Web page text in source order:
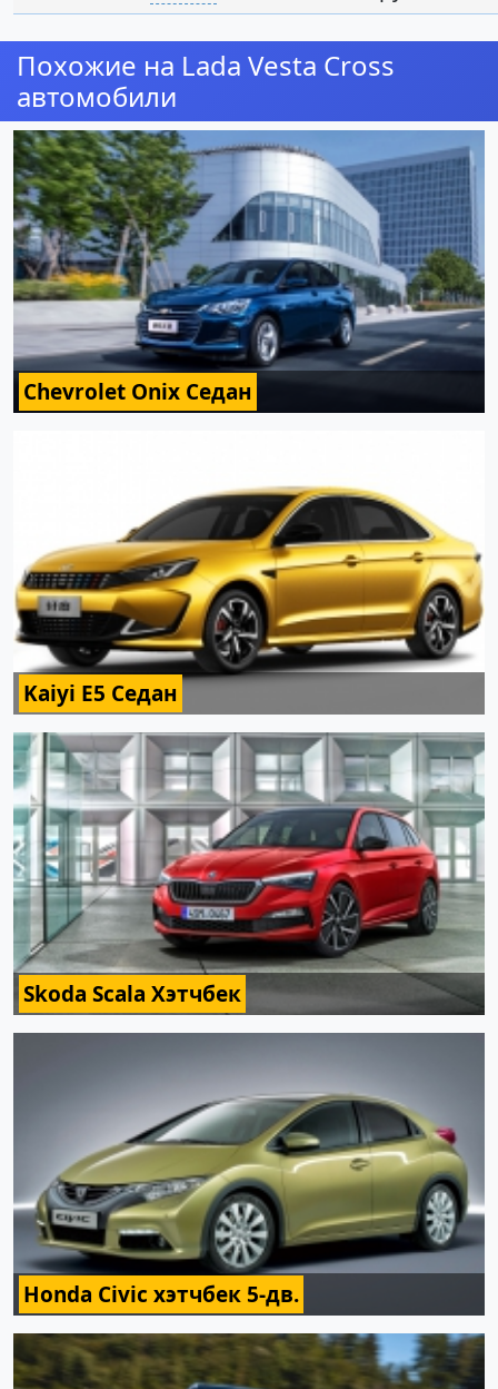
Похожие на Lada Vesta Cross
автомобили
Chevrolet Onix Седан
Kaiyi E5 Седан
Skoda Scala Хэтчбек
Honda Civic хэтчбек 5-дв.